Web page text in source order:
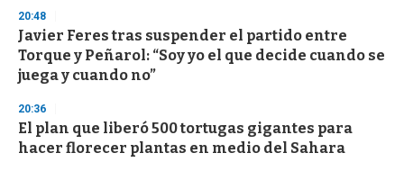
20:48
Javier Feres tras suspender el partido entre
Torque y Peñarol: “Soy yo el que decide cuando se
juega y cuando no”
20:36
El plan que liberó 500 tortugas gigantes para
hacer florecer plantas en medio del Sahara